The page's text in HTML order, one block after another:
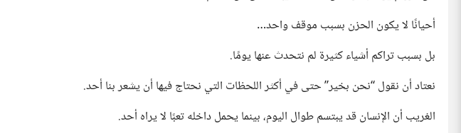
أحيانًا لا يكون الحزن بسبب موقف واحد…
بل بسبب تراكم أشياء كثيرة لم نتحدث عنها يومًا.
نعتاد أن نقول “نحن بخير” حتى في أكثر اللحظات التي نحتاج فيها أن يشعر بنا أحد.
الغريب أن الإنسان قد يبتسم طوال اليوم، بينما يحمل داخله تعبًا لا يراه أحد.